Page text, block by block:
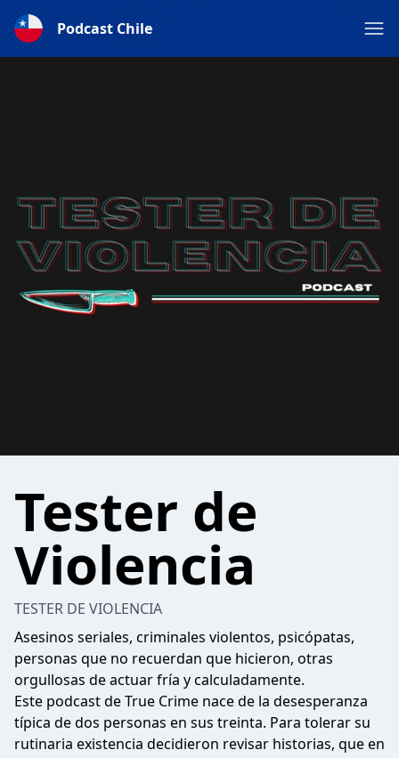
Podcast Chile
Tester de
Violencia
TESTER DE VIOLENCIA
Asesinos seriales, criminales violentos, psicópatas,
personas que no recuerdan que hicieron, otras
orgullosas de actuar fría y calculadamente.
Este podcast de True Crime nace de la desesperanza
típica de dos personas en sus treinta. Para tolerar su
rutinaria existencia decidieron revisar historias, que en